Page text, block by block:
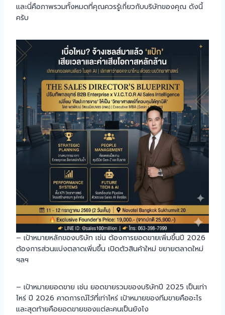
และนี่คือภาพรวมทั้งหมดที่คุณควรรู้เกี่ยวกับบริษัทของคุณ ดังนี้
ครับ
– เป้าหมายหลักของบริษัท เช่น ต้องการยอดขายเพิ่มขึ้นปี 2026
ต้องการส่วนแบ่งตลาดเพิ่มขึ้น เปิดตัวสินค้าใหม่ ขยายตลาดใหม่
ฯลฯ
– เป้าหมายยอดขาย เช่น ยอดขายรวมของบริษัทปี 2025 เป็นเท่า
ไหร่ ปี 2026 คาดการณ์ไว้ที่เท่าไหร่ เป้าหมายของทีมขายคืออะไร
และสุดท้ายคือยอดขายของแต่ละคนเป็นยังไง